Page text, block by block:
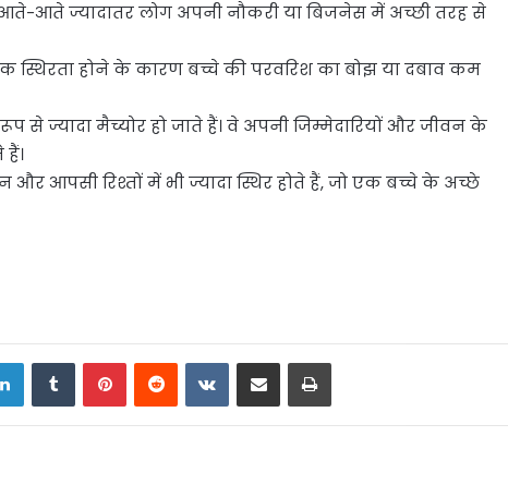
आते-आते ज्यादातर लोग अपनी नौकरी या बिजनेस में अच्छी तरह से
स्थिरता होने के कारण बच्चे की परवरिश का बोझ या दबाव कम
से ज्यादा मैच्योर हो जाते हैं। वे अपनी जिम्मेदारियों और जीवन के
आपसी रिश्तों में भी ज्यादा स्थिर होते हैं, जो एक बच्चे के अच्छे
LinkedInTumblrPinterestReddit VKontakte
Share via Email Print